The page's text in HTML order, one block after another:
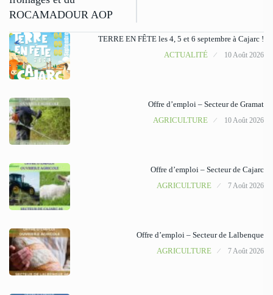
ROCAMADOUR AOP
TERRE EN FÊTE les 4, 5 et 6 septembre à Cajarc !
ACTUALITÉ
10 Août 2026
Offre d’emploi – Secteur de Gramat
AGRICULTURE
10 Août 2026
Offre d’emploi – Secteur de Cajarc
AGRICULTURE
7 Août 2026
Offre d’emploi – Secteur de Lalbenque
AGRICULTURE
7 Août 2026